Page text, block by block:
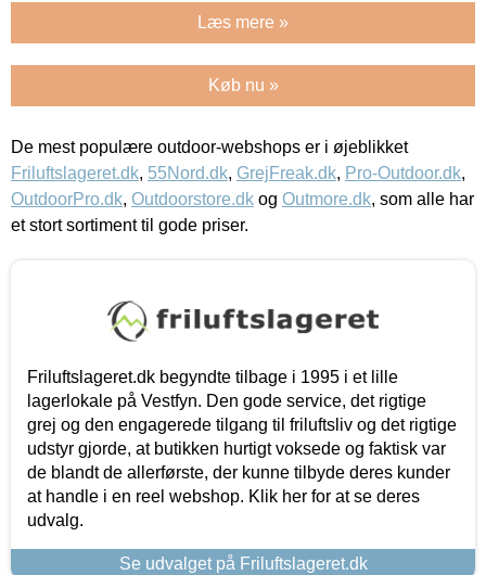
Læs mere »
Køb nu »
De mest populære outdoor-webshops er i øjeblikket
Friluftslageret.dk, 55Nord.dk, GrejFreak.dk, Pro-Outdoor.dk,
OutdoorPro.dk, Outdoorstore.dk og Outmore.dk, som alle har
et stort sortiment til gode priser.
Friluftslageret.dk begyndte tilbage i 1995 i et lille
lagerlokale på Vestfyn. Den gode service, det rigtige
grej og den engagerede tilgang til friluftsliv og det rigtige
udstyr gjorde, at butikken hurtigt voksede og faktisk var
de blandt de allerførste, der kunne tilbyde deres kunder
at handle i en reel webshop. Klik her for at se deres
udvalg.
Se udvalget på Friluftslageret.dk